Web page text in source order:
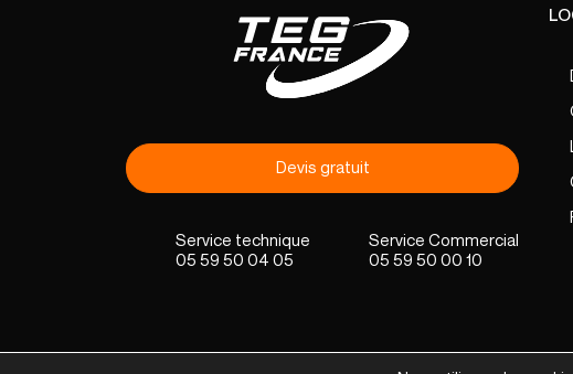
Devis gratuit
05 59 50 04 05
05 59 50 00 10